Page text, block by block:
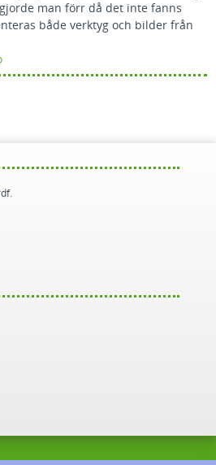
man förr då det inte fanns
både verktyg och bilder från